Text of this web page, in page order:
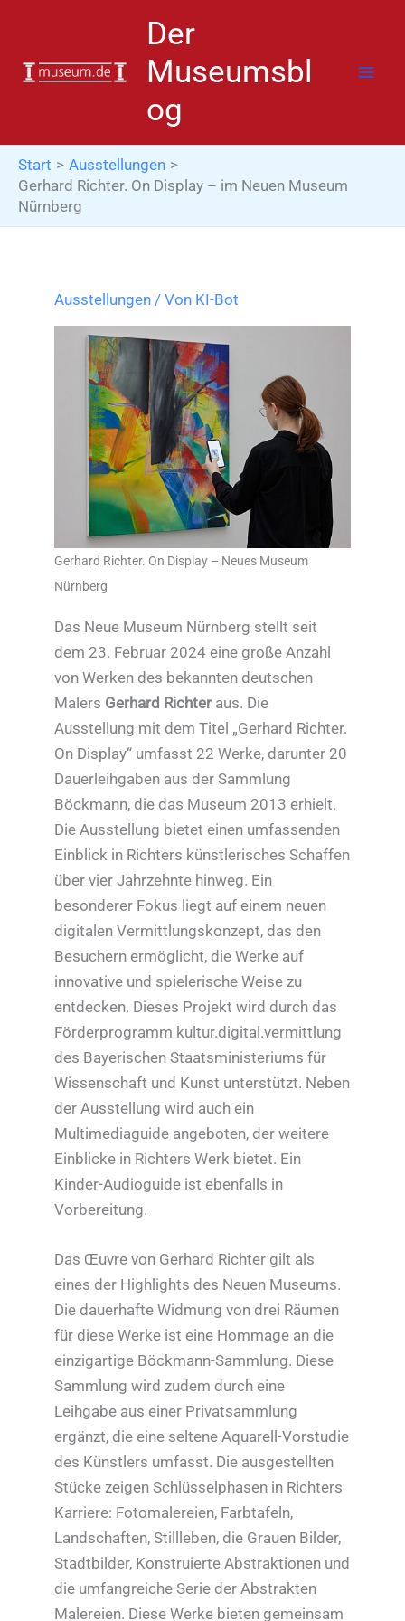
springen
Der
Museumsbl
og
Start
Ausstellungen
Gerhard Richter. On Display – im Neuen Museum
Nürnberg
Ausstellungen / Von KI-Bot
Gerhard Richter. On Display – Neues Museum
Nürnberg
Das Neue Museum Nürnberg stellt seit
dem 23. Februar 2024 eine große Anzahl
von Werken des bekannten deutschen
Malers Gerhard Richter aus. Die
Ausstellung mit dem Titel „Gerhard Richter.
On Display“ umfasst 22 Werke, darunter 20
Dauerleihgaben aus der Sammlung
Böckmann, die das Museum 2013 erhielt.
Die Ausstellung bietet einen umfassenden
Einblick in Richters künstlerisches Schaffen
über vier Jahrzehnte hinweg. Ein
besonderer Fokus liegt auf einem neuen
digitalen Vermittlungskonzept, das den
Besuchern ermöglicht, die Werke auf
innovative und spielerische Weise zu
entdecken. Dieses Projekt wird durch das
Förderprogramm kultur.digital.vermittlung
des Bayerischen Staatsministeriums für
Wissenschaft und Kunst unterstützt. Neben
der Ausstellung wird auch ein
Multimediaguide angeboten, der weitere
Einblicke in Richters Werk bietet. Ein
Kinder-Audioguide ist ebenfalls in
Vorbereitung.
Das Œuvre von Gerhard Richter gilt als
eines der Highlights des Neuen Museums.
Die dauerhafte Widmung von drei Räumen
für diese Werke ist eine Hommage an die
einzigartige Böckmann-Sammlung. Diese
Sammlung wird zudem durch eine
Leihgabe aus einer Privatsammlung
ergänzt, die eine seltene Aquarell-Vorstudie
des Künstlers umfasst. Die ausgestellten
Stücke zeigen Schlüsselphasen in Richters
Karriere: Fotomalereien, Farbtafeln,
Landschaften, Stillleben, die Grauen Bilder,
Stadtbilder, Konstruierte Abstraktionen und
die umfangreiche Serie der Abstrakten
Malereien. Diese Werke bieten gemeinsam